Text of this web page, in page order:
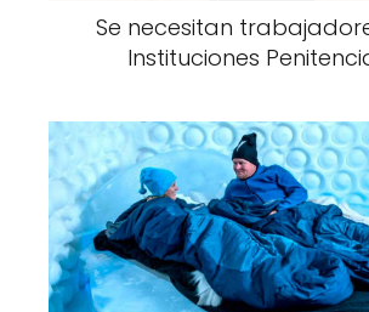
Se necesitan
Instituciones